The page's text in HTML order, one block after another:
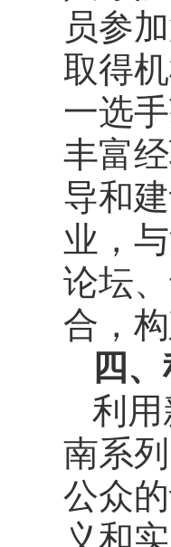
员参
取得
一选
丰富
导和
业，
论坛
合，
四
利
南系
公众
义和